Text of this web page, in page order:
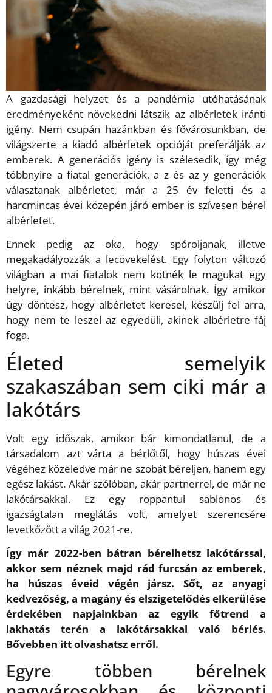
A gazdasági helyzet és a pandémia utóhatásának
eredményeként növekedni látszik az albérletek iránti
igény. Nem csupán hazánkban és fővárosunkban, de
világszerte a kiadó albérletek opcióját preferálják az
emberek. A generációs igény is szélesedik, így még
többnyire a fiatal generációk, a z és az y generációk
választanak albérletet, már a 25 év feletti és a
harcmincas évei közepén járó ember is szívesen bérel
albérletet.
Ennek pedig az oka, hogy spóroljanak, illetve
megakadályozzák a lecövekelést. Egy folyton változó
világban a mai fiatalok nem kötnék le magukat egy
helyre, inkább bérelnek, mint vásárolnak. Így amikor
úgy döntesz, hogy albérletet keresel, készülj fel arra,
hogy nem te leszel az egyedüli, akinek albérletre fáj
foga.
Életed semelyik
szakaszában sem ciki már a
lakótárs
Volt egy időszak, amikor bár kimondatlanul, de a
társadalom azt várta a bérlőtől, hogy húszas évei
végéhez közeledve már ne szobát béreljen, hanem egy
egész lakást. Akár szólóban, akár partnerrel, de már ne
lakótársakkal. Ez egy roppantul sablonos és
igazságtalan meglátás volt, amelyet szerencsére
levetkőzött a világ 2021-re.
Így már 2022-ben bátran bérelhetsz lakótárssal,
akkor sem néznek majd rád furcsán az emberek,
ha húszas éveid végén jársz. Sőt, az anyagi
kedvezőség, a magány és elszigetelődés elkerülése
érdekében napjainkban az egyik főtrend a
lakhatás terén a lakótársakkal való bérlés.
Bővebben ittolvashatsz erről.
Egyre többen bérelnek